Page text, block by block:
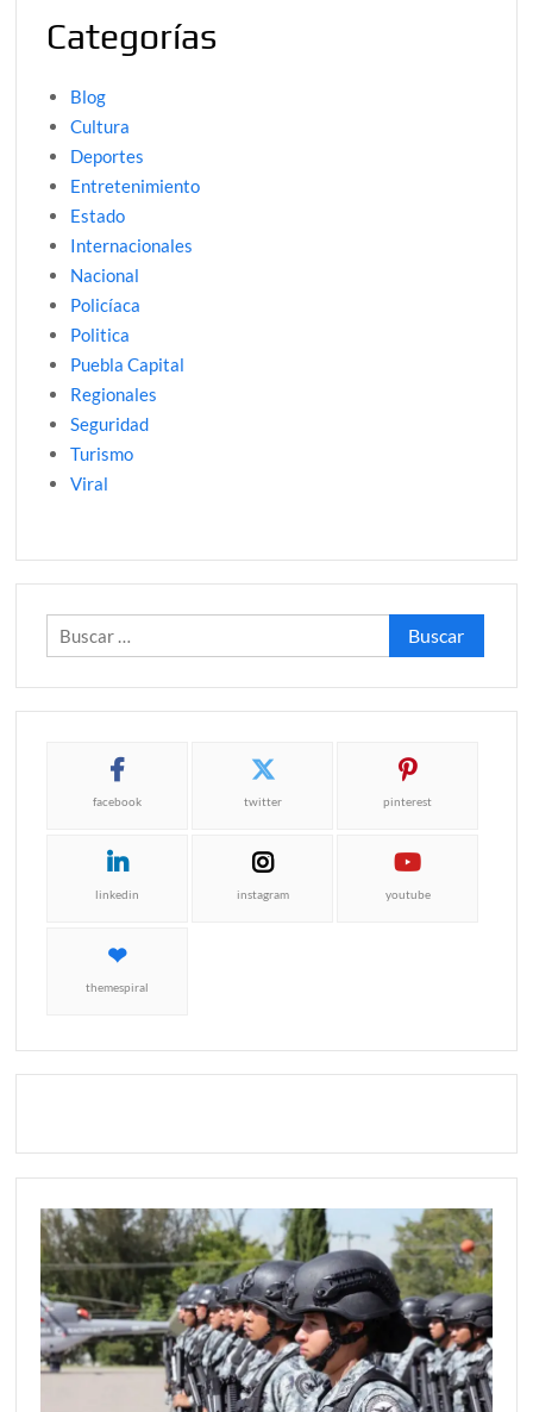
Categorías
Blog
Cultura
Deportes
Entretenimiento
Estado
Internacionales
Nacional
Policíaca
Politica
Puebla Capital
Regionales
Seguridad
Turismo
Viral
Buscar:
facebook twitter pinterest
linkedin instagram youtube
themespiral